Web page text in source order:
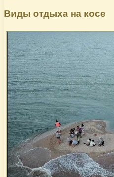
Виды отдыха на косе